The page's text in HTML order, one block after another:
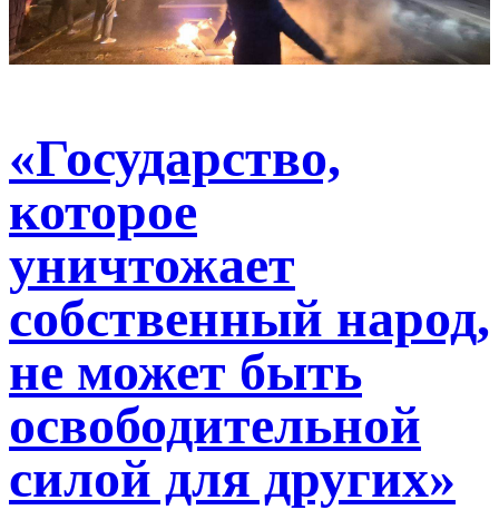
«Государство,
которое
уничтожает
собственный народ,
не может быть
освободительной
силой для других»